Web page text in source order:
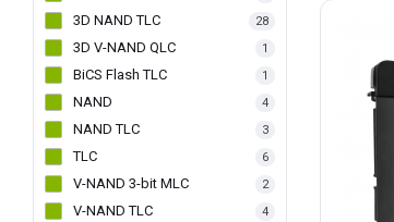
3D NAND TLC 28
3D V-NAND QLC 1
BiCS Flash TLC 1
NAND 4
NAND TLC 3
TLC 6
V-NAND 3-bit MLC 2
V-NAND TLC 4